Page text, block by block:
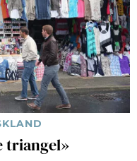
triangel»